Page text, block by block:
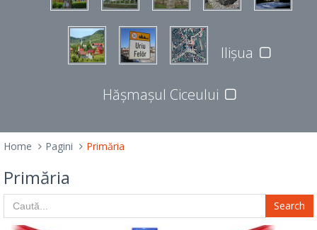
Ilișua
Hășmașul Ciceului
Home Pagini Primăria
Primăria
Search